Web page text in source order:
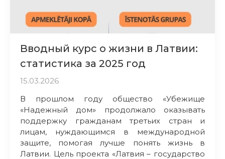
Вводный курс о жизни в Латвии:
статистика за 2025 год
15.03.2026
В прошлом году общество «Убежище
«Надежный дом» продолжало оказывать
поддержку гражданам третьих стран и
лицам, нуждающимся в международной
защите, помогая лучше понять жизнь в
Латвии. Цель проекта «Латвия – государство